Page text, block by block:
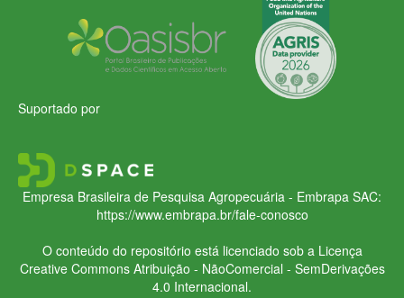
Suportado por
Empresa Brasileira de Pesquisa Agropecuária - Embrapa SAC:
https://www.embrapa.br/fale-conosco
O conteúdo do repositório está licenciado sob a Licença
Creative CommonsAtribuição - NãoComercial - SemDerivações
4.0 Internacional.